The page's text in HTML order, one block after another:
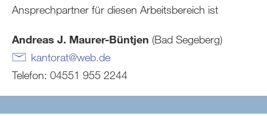
Ansprechpartner für diesen Arbeitsbereich ist
Andreas J. Maurer-Büntjen (Bad Segeberg)
kantorat@web.de
Telefon: 04551 955 2244